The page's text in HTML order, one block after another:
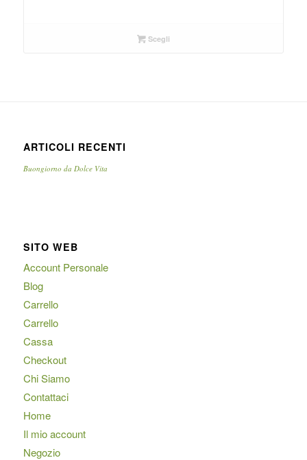
Scegli
ARTICOLI RECENTI
Buongiorno da Dolce Vita
SITO WEB
Account Personale
Blog
Carrello
Carrello
Cassa
Checkout
Chi Siamo
Contattaci
Home
Il mio account
Negozio